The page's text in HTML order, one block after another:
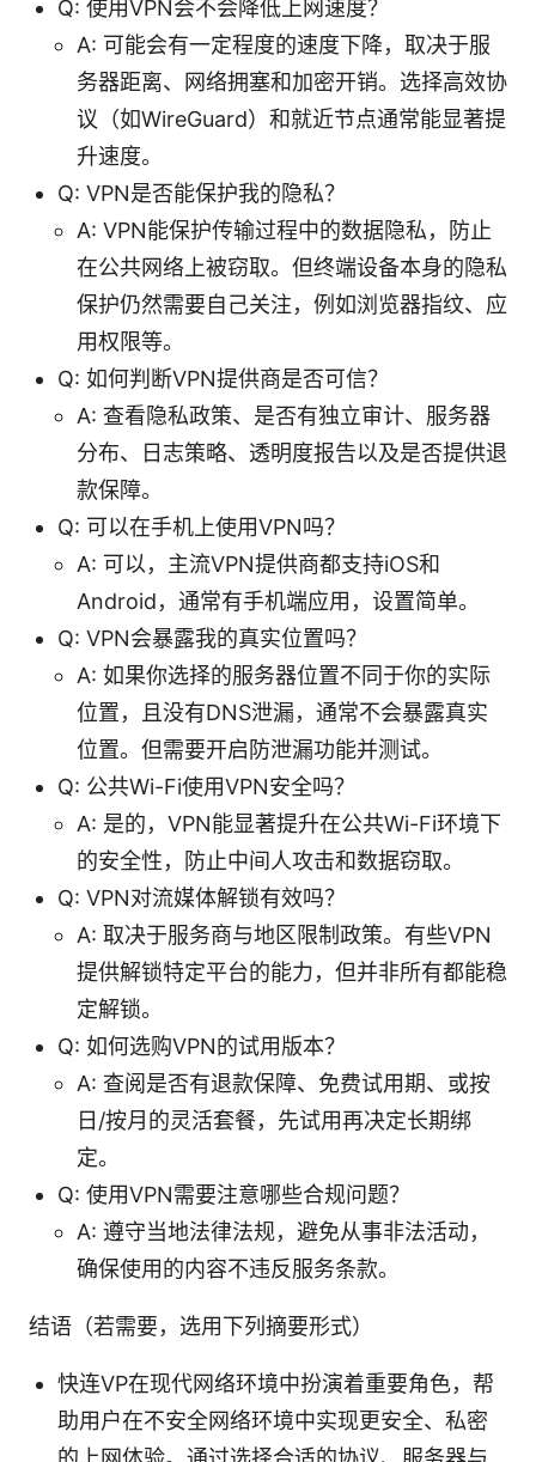
Q: 使用VPN会不会降低上网速度？
A: 可能会有一定程度的速度下降，取决于服
务器距离、网络拥塞和加密开销。选择高效协
议（如WireGuard）和就近节点通常能显著提
升速度。
Q: VPN是否能保护我的隐私？
A: VPN能保护传输过程中的数据隐私，防止
在公共网络上被窃取。但终端设备本身的隐私
保护仍然需要自己关注，例如浏览器指纹、应
用权限等。
Q: 如何判断VPN提供商是否可信？
A: 查看隐私政策、是否有独立审计、服务器
分布、日志策略、透明度报告以及是否提供退
款保障。
Q: 可以在手机上使用VPN吗？
A: 可以，主流VPN提供商都支持iOS和
Android，通常有手机端应用，设置简单。
Q: VPN会暴露我的真实位置吗？
A: 如果你选择的服务器位置不同于你的实际
位置，且没有DNS泄漏，通常不会暴露真实
位置。但需要开启防泄漏功能并测试。
Q: 公共Wi-Fi使用VPN安全吗？
A: 是的，VPN能显著提升在公共Wi-Fi环境下
的安全性，防止中间人攻击和数据窃取。
Q: VPN对流媒体解锁有效吗？
A: 取决于服务商与地区限制政策。有些VPN
提供解锁特定平台的能力，但并非所有都能稳
定解锁。
Q: 如何选购VPN的试用版本？
A: 查阅是否有退款保障、免费试用期、或按
日/按月的灵活套餐，先试用再决定长期绑
定。
Q: 使用VPN需要注意哪些合规问题？
A: 遵守当地法律法规，避免从事非法活动，
确保使用的内容不违反服务条款。
结语（若需要，选用下列摘要形式）
快连VP在现代网络环境中扮演着重要角色，帮
助用户在不安全网络环境中实现更安全、私密